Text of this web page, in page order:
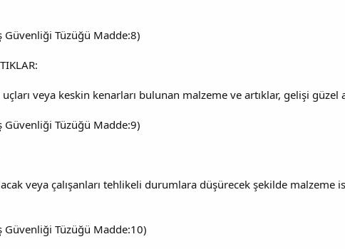
Güvenliği Tüzüğü Madde:8)
uçları veya keskin kenarları bulunan malzeme ve artıklar, gelişi
Güvenliği Tüzüğü Madde:9)
veya çalışanları tehlikeli durumlara düşürecek şekilde
Güvenliği Tüzüğü Madde:10)